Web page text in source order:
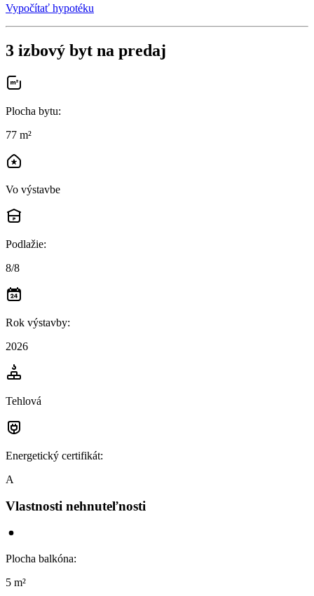
Vypočítať hypotéku
3 izbový byt na predaj
Plocha bytu:
77 m²
Vo výstavbe
Podlažie:
8/8
Rok výstavby:
2026
Tehlová
Energetický certifikát:
A
Vlastnosti nehnuteľnosti
Plocha balkóna:
5 m²